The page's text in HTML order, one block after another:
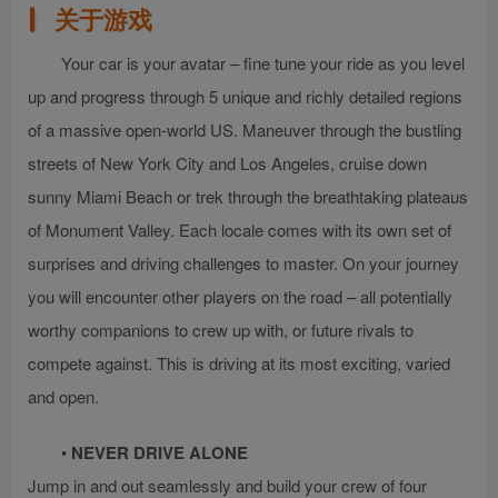
关于游戏
Your car is your avatar – fine tune your ride as you level
up and progress through 5 unique and richly detailed regions
of a massive open-world US. Maneuver through the bustling
streets of New York City and Los Angeles, cruise down
sunny Miami Beach or trek through the breathtaking plateaus
of Monument Valley. Each locale comes with its own set of
surprises and driving challenges to master. On your journey
you will encounter other players on the road – all potentially
worthy companions to crew up with, or future rivals to
compete against. This is driving at its most exciting, varied
and open.
• NEVER DRIVE ALONE
Jump in and out seamlessly and build your crew of four